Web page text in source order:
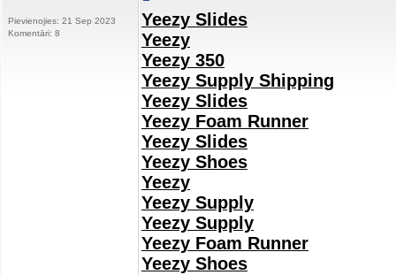
Pievienojies: 21 Sep 2023
Komentāri: 8
Yeezy Slides
Yeezy
Yeezy 350
Yeezy Supply Shipping
Yeezy Slides
Yeezy Foam Runner
Yeezy Slides
Yeezy Shoes
Yeezy
Yeezy Supply
Yeezy Supply
Yeezy Foam Runner
Yeezy Shoes